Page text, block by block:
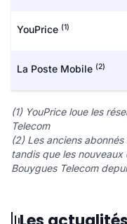
YouPrice (1)
La Poste Mobile (2)
(1) YouPrice loue les
Telecom
(2) Les anciens
tandis que les
Bouygues Telecom